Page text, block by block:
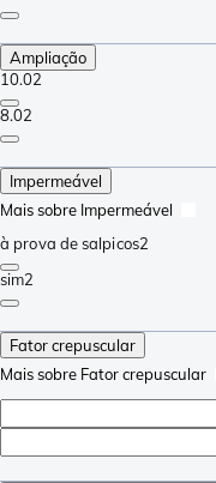
Ampliação
10.02
8.02
Impermeável
Mais sobre Impermeável
à prova de salpicos2
sim2
Fator crepuscular
Mais sobre Fator crepuscular